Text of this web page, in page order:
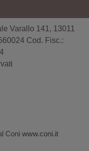
Varallo 141, 13011
Cod. Fisc.:
Coni www.coni.it